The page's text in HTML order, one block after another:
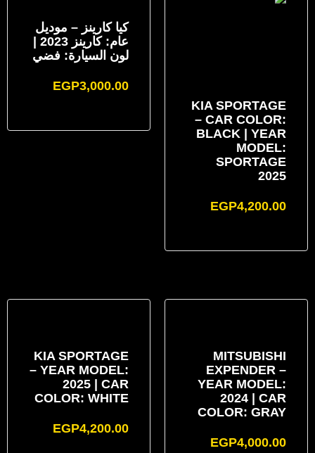
KIA SPORTAGE
– CAR COLOR:
BLACK | YEAR
MODEL:
SPORTAGE
2025
EGP4,200.00
كيا كارينز – موديل
لون السيارة: فضي
EGP3,000.00
MITSUBISHI
EXPENDER –
YEAR MODEL:
2024 | CAR
COLOR: GRAY
EGP4,000.00
KIA SPORTAGE
– YEAR MODEL:
2025 | CAR
COLOR: WHITE
EGP4,200.00